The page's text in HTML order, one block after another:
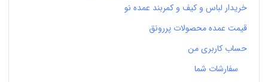
خریدار لباس و کیف و کمربند عمده نو
قیمت عمده محصولات پررونق
حساب کاربری من
سفارشات شما